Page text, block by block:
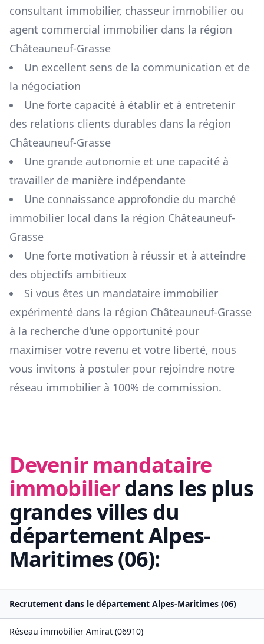
consultant immobilier, chasseur immobilier ou
agent commercial immobilier dans la région
Châteauneuf-Grasse
Un excellent sens de la communication et de
la négociation
Une forte capacité à établir et à entretenir
des relations clients durables dans la région
Châteauneuf-Grasse
Une grande autonomie et une capacité à
travailler de manière indépendante
Une connaissance approfondie du marché
immobilier local dans la région Châteauneuf-
Grasse
Une forte motivation à réussir et à atteindre
des objectifs ambitieux
Si vous êtes un mandataire immobilier
expérimenté dans la région Châteauneuf-Grasse
à la recherche d'une opportunité pour
maximiser votre revenu et votre liberté, nous
vous invitons à postuler pour rejoindre notre
réseau immobilier à 100% de commission.
Devenir mandataire
immobilierdans les plus
grandes villes du
départementAlpes-
Maritimes(06):
Recrutement dans le département Alpes-Maritimes (06)
Réseau immobilier Amirat (06910)